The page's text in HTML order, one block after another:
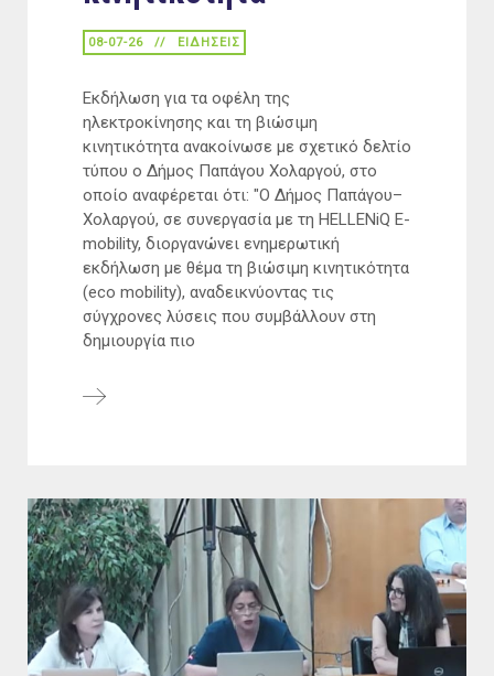
08-07-26 ΕΙΔΉΣΕΙΣ
Εκδήλωση για τα οφέλη της
ηλεκτροκίνησης και τη βιώσιμη
κινητικότητα ανακοίνωσε με σχετικό δελτίο
τύπου ο Δήμος Παπάγου Χολαργού, στο
οποίο αναφέρεται ότι: "O Δήμος Παπάγου–
Χολαργού, σε συνεργασία με τη HELLENiQ E-
mobility, διοργανώνει ενημερωτική
εκδήλωση με θέμα τη βιώσιμη κινητικότητα
(eco mobility), αναδεικνύοντας τις
σύγχρονες λύσεις που συμβάλλουν στη
δημιουργία πιο